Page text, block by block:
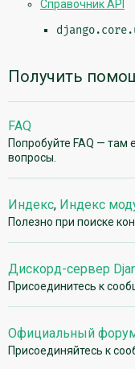
Справочник API
Получить
FAQ
Попробуйте FAQ — там
вопросы.
Индекс, Индекс
Полезно при поиске
Дискорд-сервер
Присоединитесь к
Официальный
Присоединяйтесь к